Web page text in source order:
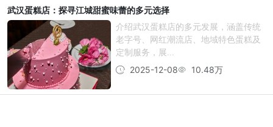
武汉蛋糕店：探寻江城甜蜜味蕾的多元选择
介绍武汉蛋糕店的多元发展，涵盖传统
老字号、网红潮流店、地域特色蛋糕及
定制服务，展...
2025-12-08
10.48万